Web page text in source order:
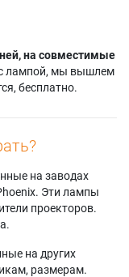
на совместимые
с лампой, мы вышлем
бесплатно.
на заводах
Эти лампы
проекторов.
на других
размерам.